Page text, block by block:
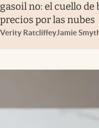
gasoil no: el cuello
precios por las nubes
Verity RatcliffeyJamie